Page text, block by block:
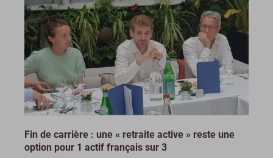
Fin de carrière : une « retraite active » reste une
option pour 1 actif français sur 3